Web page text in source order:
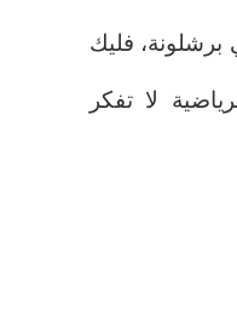
فليك
لا تفكر